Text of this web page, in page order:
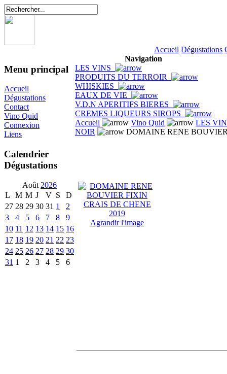
Accueil Dégustations
Menu principal
Accueil
Dégustations
Contact
Vino Quid
Connexion
Liens
Calendrier
Dégustations
Août 2026
L
M M J V S
D
27 28 29 30 31 1
2
3
4 5 6 7 8
9
10 11 12 13 14 15 16
17 18 19 20 21 22 23
24 25 26 27 28 29 30
31 1 2 3 4 5 6
Navigation
LES VINS
PRODUITS DU TERROIR
WHISKIES
EAUX DE VIE
V.D.N APERITIFS BIERES
CREMES LIQUEURS SIROPS
Accueil
Vino Quid
LES
NOIR
DOMAINE RENE
Agrandir l'image